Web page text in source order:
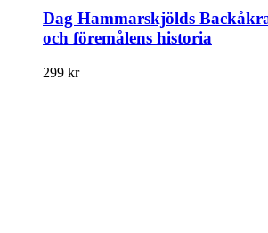
Dag Hammarskjölds
och föremålens historia
299 kr